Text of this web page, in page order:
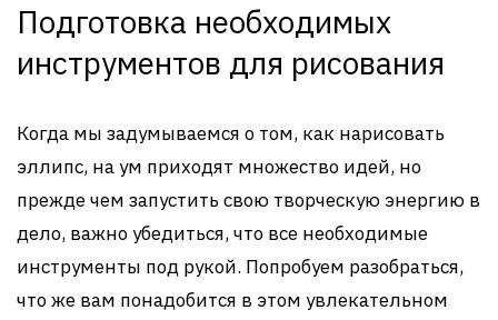
Подготовка необходимых
инструментов для рисования
Когда мы задумываемся о том, как нарисовать
эллипс, на ум приходят множество идей, но
прежде чем запустить свою творческую энергию в
дело, важно убедиться, что все необходимые
инструменты под рукой. Попробуем разобраться,
что же вам понадобится в этом увлекательном